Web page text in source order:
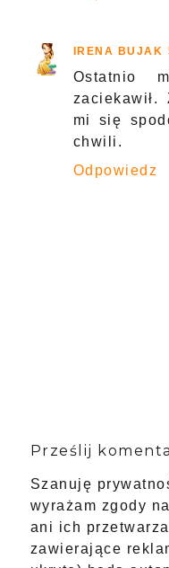
IRENA BUJAK
Ostatnio
mi się
chwili.
Odpowiedz
Prześlij
Szanuję
wyrażam zgody
ani ich
zawierające